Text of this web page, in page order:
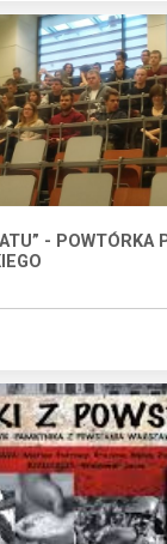
- POWTÓRKA